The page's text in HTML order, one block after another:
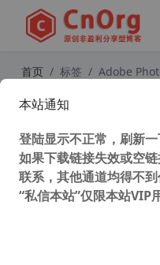
首页 标签 Adobe
新安
以上
本站通知
登陆显示不正常，刷新
如果下载链接失效或空
联系，其他通道均得不
“私信本站”仅限本站VIP